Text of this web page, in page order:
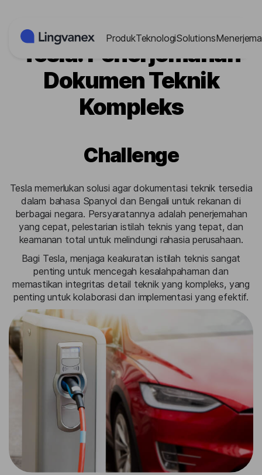
ProdukTeknologiSolutions
Tesla: Penerjemahan
Dokumen Teknik
Kompleks
Challenge
Tesla memerlukan solusi agar dokumentasi teknik tersedia
dalam bahasa Spanyol dan Bengali untuk rekanan di
berbagai negara. Persyaratannya adalah penerjemahan
yang cepat, pelestarian istilah teknis yang tepat, dan
keamanan total untuk melindungi rahasia perusahaan.
Bagi Tesla, menjaga keakuratan istilah teknis sangat
penting untuk mencegah kesalahpahaman dan
memastikan integritas detail teknik yang kompleks, yang
penting untuk kolaborasi dan implementasi yang efektif.